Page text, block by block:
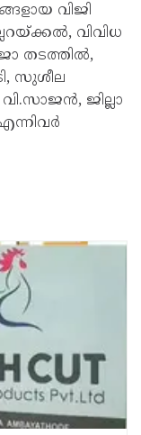
വിജി
വിവിധ
തടത്തിൽ,
സുശീല
ജില്ലാ